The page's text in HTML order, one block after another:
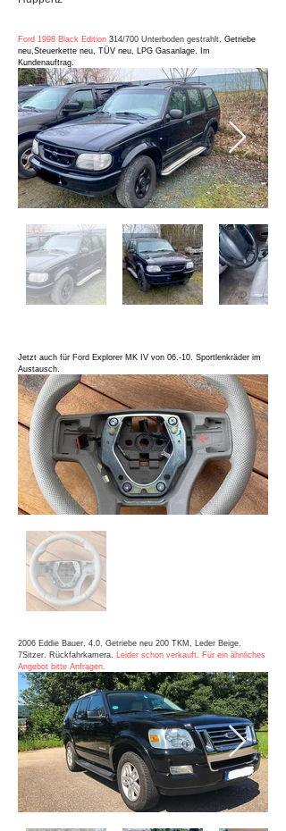
Ford 1998 Black Edition 314/700 Unterboden gestrahlt, Getriebe
neu,Steuerkette neu, TÜV neu, LPG Gasanlage. Im
Kundenauftrag.
Jetzt auch für Ford Explorer MK IV von 06.-10. Sportlenkräder im
Austausch.
2006 Eddie Bauer, 4.0. Getriebe neu 200 TKM, Leder Beige.
7Sitzer. Rückfahrkamera. Leider schon verkauft. Für ein ähnliches
Angebot bitte Anfragen.